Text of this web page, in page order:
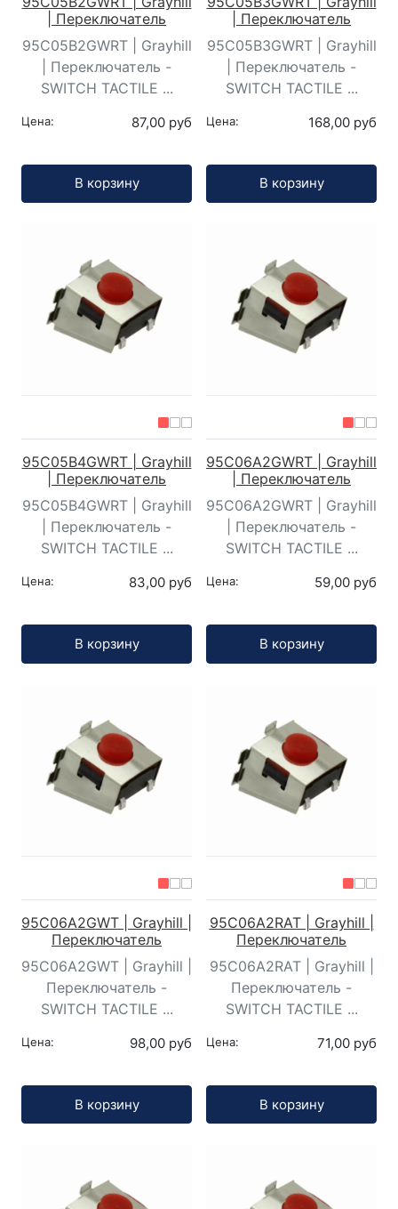
| Переключатель
95C05B2GWRT | Grayhill
| Переключатель -
SWITCH TACTILE ...
Цена: 87,00 руб
В корзину
| Переключатель
95C05B3GWRT | Grayhill
| Переключатель -
SWITCH TACTILE ...
Цена: 168,00 руб
В корзину
95C05B4GWRT | Grayhill
| Переключатель
95C05B4GWRT | Grayhill
| Переключатель -
SWITCH TACTILE ...
Цена: 83,00 руб
В корзину
95C06A2GWRT | Grayhill
| Переключатель
95C06A2GWRT | Grayhill
| Переключатель -
SWITCH TACTILE ...
Цена: 59,00 руб
В корзину
95C06A2GWT | Grayhill |
Переключатель
95C06A2GWT | Grayhill |
Переключатель -
SWITCH TACTILE ...
Цена: 98,00 руб
В корзину
95C06A2RAT | Grayhill |
Переключатель
95C06A2RAT | Grayhill |
Переключатель -
SWITCH TACTILE ...
Цена: 71,00 руб
В корзину